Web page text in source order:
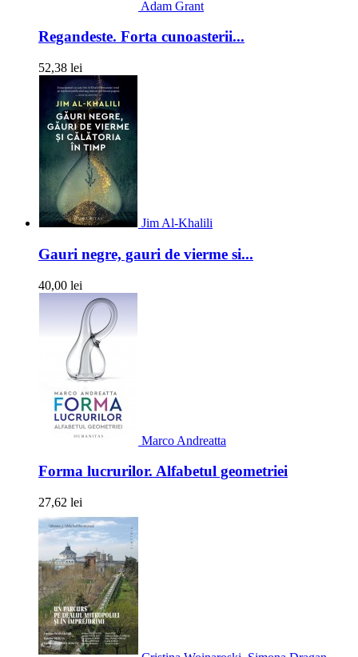
Adam Grant
Regandeste. Forta cunoasterii...
52,38 lei
Jim Al-Khalili
Gauri negre, gauri de vierme si...
40,00 lei
Marco Andreatta
Forma lucrurilor. Alfabetul geometriei
27,62 lei